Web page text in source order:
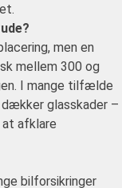
men en
mellem 300 og
I mange tilfælde
glasskader –
afklare
bilforsikringer